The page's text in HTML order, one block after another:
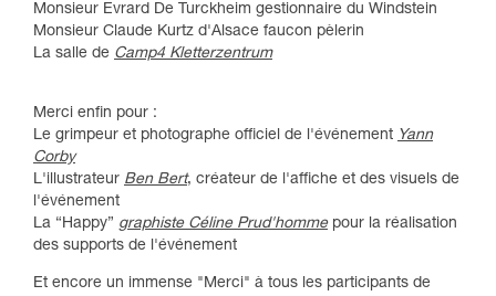
Monsieur Evrard De Turckheim gestionnaire du Windstein
Monsieur Claude Kurtz d'Alsace faucon pèlerin
La salle de Camp4 Kletterzentrum
Merci enfin pour :
Le grimpeur et photographe officiel de l'événement Yann
Corby
L'illustrateur Ben Bert, créateur de l'affiche et des visuels de
l'événement
La “Happy” graphiste Céline Prud'hommepour la réalisation
des supports de l'événement
Et encore un immense "Merci" à tous les participants de